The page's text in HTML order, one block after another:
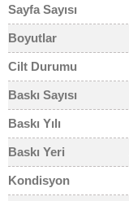
Sayfa Sayısı
Boyutlar
Cilt Durumu
Baskı Sayısı
Baskı Yılı
Baskı Yeri
Kondisyon